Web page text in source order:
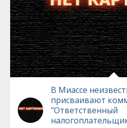
В Миассе
присваивают
"Ответственный